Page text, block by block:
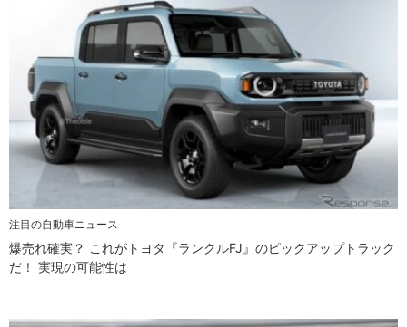
注目の自動車ニュース
爆売れ確実？ これがトヨタ『ランクルFJ』のピックアップトラック
だ！ 実現の可能性は